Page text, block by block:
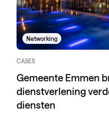
Networking
CASES
Gemeente Emmen
dienstverlening
diensten